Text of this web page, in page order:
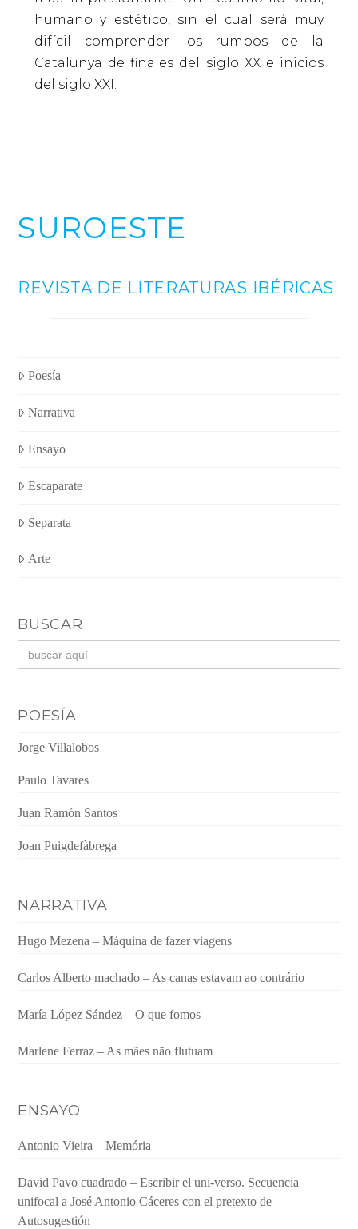
humano y estético, sin el cual será muy
difícil comprender los rumbos de la
Catalunya de finales del siglo XX e inicios
del siglo XXI.
SUROESTE
REVISTA DE LITERATURAS IBÉRICAS
Poesía
Narrativa
Ensayo
Escaparate
Separata
Arte
BUSCAR
Buscar:
POESÍA
Jorge Villalobos
Paulo Tavares
Juan Ramón Santos
Joan Puigdefàbrega
NARRATIVA
Hugo Mezena – Máquina de fazer viagens
Carlos Alberto machado – As canas estavam ao contrário
María López Sández – O que fomos
Marlene Ferraz – As mães não flutuam
ENSAYO
Antonio Vieira – Memória
David Pavo cuadrado – Escribir el uni-verso. Secuencia
unifocal a José Antonio Cáceres con el pretexto de
Autosugestión